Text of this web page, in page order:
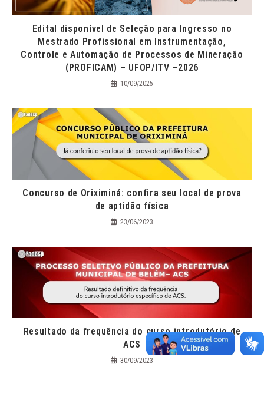
Edital disponível de Seleção para Ingresso no
Mestrado Profissional em Instrumentação,
Controle e Automação de Processos de Mineração
(PROFICAM) – UFOP/ITV –2026
10/09/2025
Concurso de Oriximiná: confira seu local de prova
de aptidão física
23/06/2023
Resultado da frequência do curso introdutório de
ACS
30/09/2023